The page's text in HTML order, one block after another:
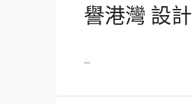
譽港灣 設計
...